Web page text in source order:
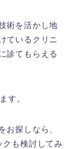
術を活かし地
ているクリニ
診てもらえる
す。
お探しなら、
も検討してみ